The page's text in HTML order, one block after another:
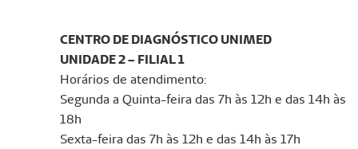
CENTRO DE DIAGNÓSTICO UNIMED
UNIDADE 2 – FILIAL 1
Horários de atendimento:
Segunda a Quinta-feira das 7h às 12h e das 14h às
18h
Sexta-feira das 7h às 12h e das 14h às 17h